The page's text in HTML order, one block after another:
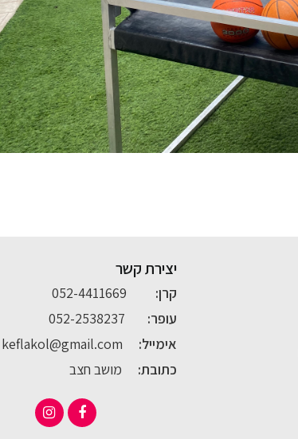
יצירת קשר
קרן:
052-4411669
עופר:
052-2538237
אימייל:
keflakol@gmail.com
כתובת: מושב חצב